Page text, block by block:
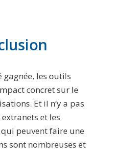
gagnée, les outils
concret sur le
Et il n’y a pas
et les
peuvent faire une
sont nombreuses et